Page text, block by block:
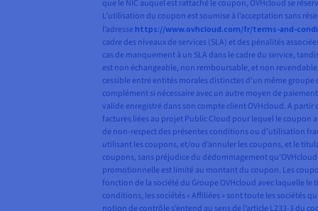
que le NIC auquel est rattaché le coupon, OVHcloud se
L’utilisation du coupon est soumise à l’acceptation sans
l’adresse https://www.ovhcloud.com/fr/terms-and-
cadre des niveaux de services (SLA) et des pénalités
cas de manquement à un SLA dans le cadre du service,
est non échangeable, non remboursable, et non
cessible entre entités morales distinctes d’un même
complément si nécessaire avec un autre moyen de
valide enregistré dans son compte client OVHcloud. A
factures liées au projet Public Cloud pour lequel le coupon
de non-respect des présentes conditions ou d’utilisation
utilisant les coupons, et/ou d’annuler les coupons, et le
coupons, sans préjudice du dédommagement
promotionnelle est limité au montant du coupon. Les
fonction de la société du Groupe OVHcloud avec laquelle
conditions, les sociétés « Affiliées » sont toute les sociétés
notion de contrôle s’entend au sens de l’article L233-3 du